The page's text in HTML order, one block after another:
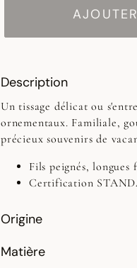
Description
Un tissage délicat ou
ornementaux. Familiale,
précieux souvenirs de
Fils peignés, longues
Certification
Origine
Matière